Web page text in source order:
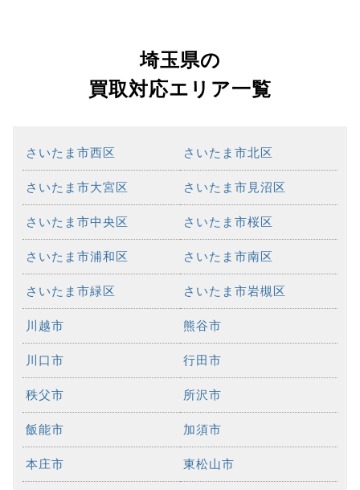
埼玉県の
買取対応エリア一覧
さいたま市西区 さいたま市北区
さいたま市大宮区 さいたま市見沼区
さいたま市中央区 さいたま市桜区
さいたま市浦和区 さいたま市南区
さいたま市緑区 さいたま市岩槻区
川越市 熊谷市
川口市 行田市
秩父市 所沢市
飯能市 加須市
本庄市 東松山市